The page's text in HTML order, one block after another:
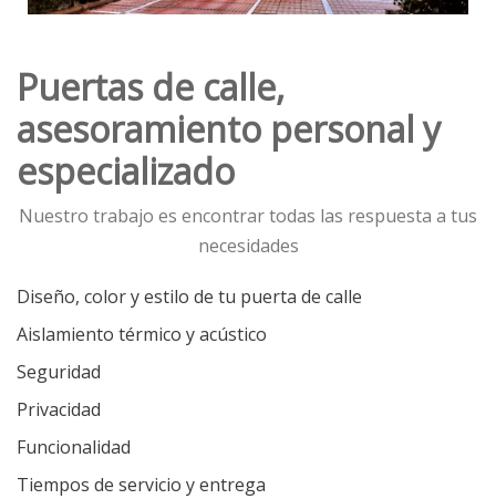
Puertas de calle,
asesoramiento personal y
especializado
Nuestro trabajo es encontrar todas las respuesta a tus
necesidades
Diseño, color y estilo de tu puerta de calle
Aislamiento térmico y acústico
Seguridad
Privacidad
Funcionalidad
Tiempos de servicio y entrega